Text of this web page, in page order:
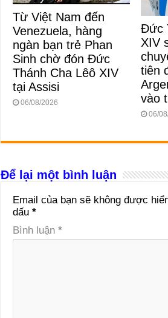
Từ Việt Nam đến
Venezuela, hàng
ngàn bạn trẻ Phan
Sinh chờ đón Đức
Thánh Cha Lêô XIV
tại Assisi
06/08/2026
Đức
XIV
tiên
vào
06/
Để lại một bình luận
Email của bạn sẽ không được
dấu *
Bình luận *